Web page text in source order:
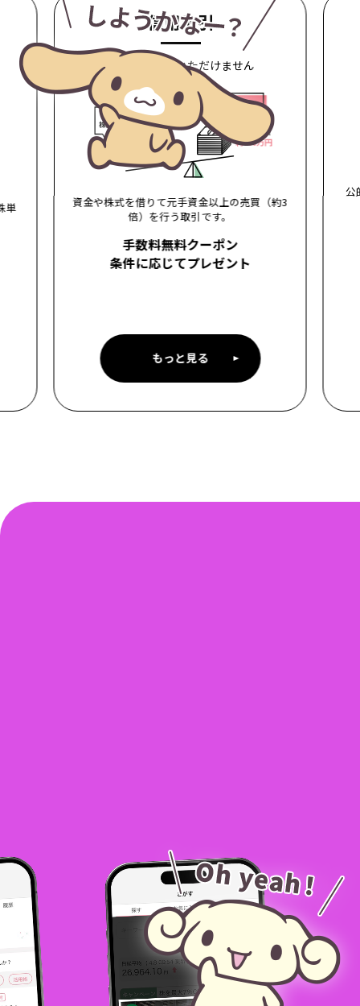
単
信用取引
NISAはご利用いただけません
資金や株式を借りて元手資金以上の売買（約3
倍）を行う取引です。
手数料無料クーポン
条件に応じてプレゼント
もっと見る
公